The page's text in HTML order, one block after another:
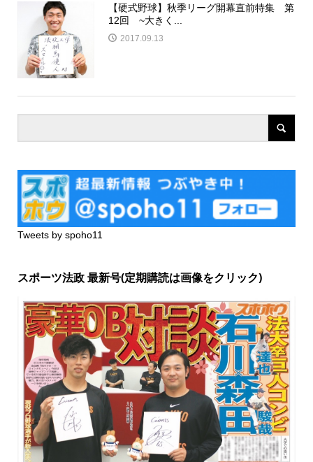
【硬式野球】秋季リーグ開幕直前特集 第
12回 ~大きく...
2017.09.13
Tweets by spoho11
スポーツ法政 最新号(定期購読は画像をクリック)